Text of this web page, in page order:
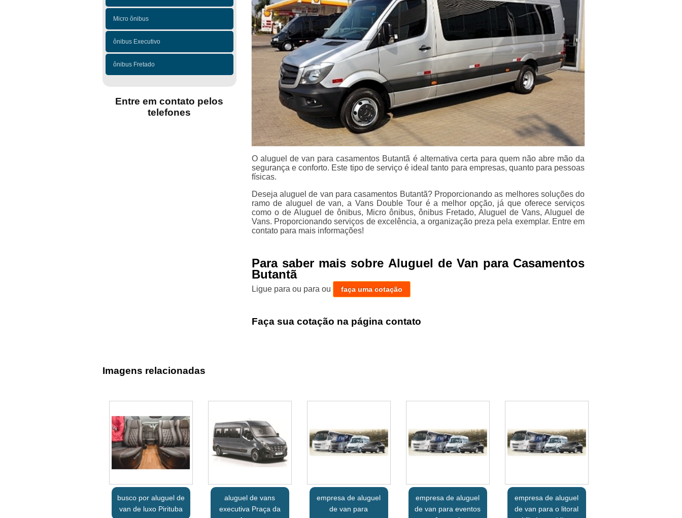
Micro ônibus
ônibus Executivo
ônibus Fretado
Entre em contato pelos
telefones
O aluguel de van para casamentos Butantã é alternativa certa para quem não abre mão da
segurança e conforto. Este tipo de serviço é ideal tanto para empresas, quanto para pessoas
físicas.
Deseja aluguel de van para casamentos Butantã? Proporcionando as melhores soluções do
ramo de aluguel de van, a Vans Double Tour é a melhor opção, já que oferece serviços
como o de Aluguel de ônibus, Micro ônibus, ônibus Fretado, Aluguel de Vans, Aluguel de
Vans. Proporcionando serviços de excelência, a organização preza pela exemplar. Entre em
contato para mais informações!
Para saber mais sobre Aluguel de Van para Casamentos
Butantã
Ligue para ou para ou faça uma cotação
Faça sua cotação
Imagens relacionadas
busco por aluguel de
van de luxo Pirituba
aluguel de vans
executiva Praça da
empresa de aluguel
de van para
empresa de aluguel
de van para eventos
empresa de aluguel
de van para o litoral